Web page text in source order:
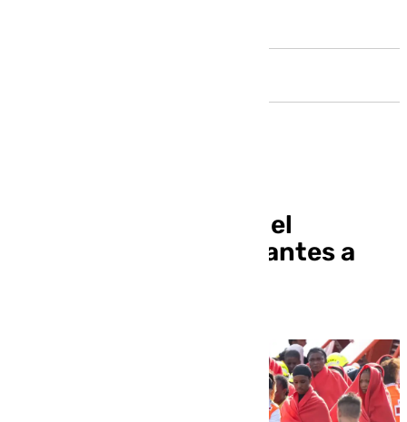
La Junta desconocía el
traslado de 360 migrantes a